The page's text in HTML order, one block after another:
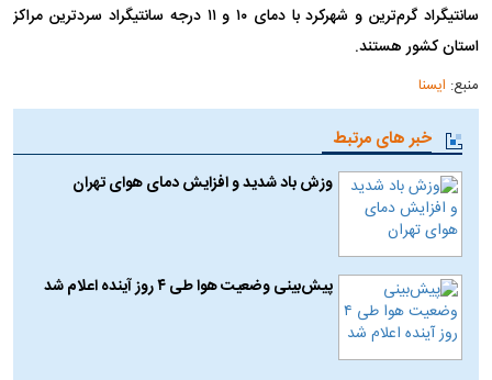
سانتیگراد گرم‌ترین و شهرکرد با دمای ۱۰ و ۱۱ درجه سانتیگراد سردترین مراکز
استان‌ کشور هستند.
منبع: ایسنا
خبر های مرتبط
وزش باد شدید و افزایش دمای هوای تهران
پیش‌بینی وضعیت هوا طی ۴ روز آینده اعلام شد